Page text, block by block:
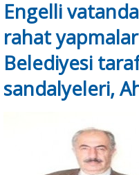
Engelli
rahat
Belediyesi
sandalyeleri,